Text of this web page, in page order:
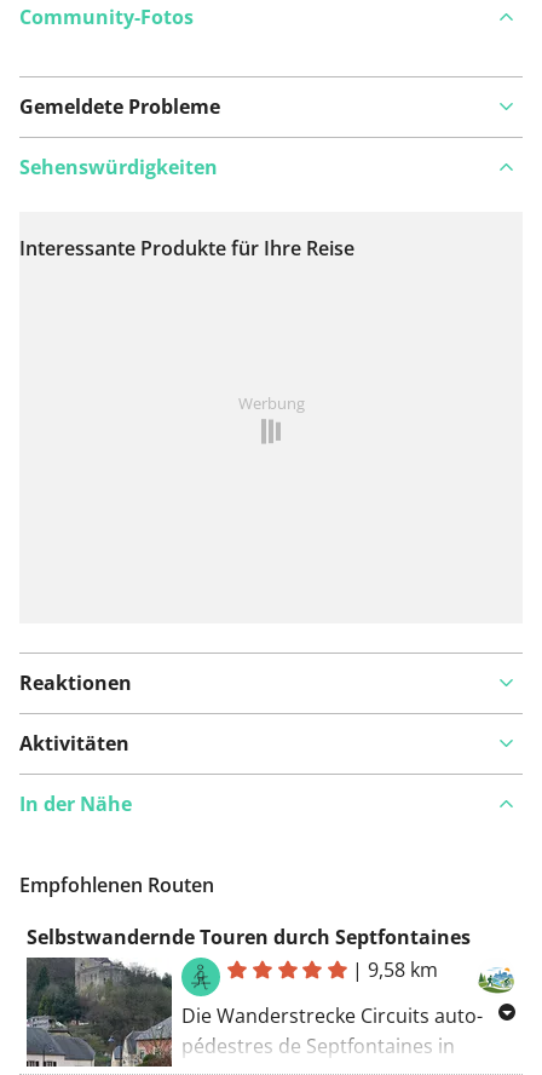
Community-Fotos
Gemeldete Probleme
Auf Karte anzeigen
Sehenswürdigkeiten
Interessante Produkte für Ihre Reise
Werbung
Reaktionen
Aktivitäten
In der Nähe
Empfohlenen Routen
Selbstwandernde Touren durch Septfontaines
|9,58 km
Die Wanderstrecke Circuits auto-
pédestres de Septfontaines in